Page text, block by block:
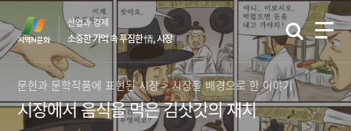
텐
츠
영
바
단
영
역
로
산업과 경제
소중한 기억 속 푸짐한 情, 시장
문헌과 문학작품에 표현된 시장 > 시장을 배경으로 한 이야기
시장에서 음식을 먹은 김삿갓의 재치